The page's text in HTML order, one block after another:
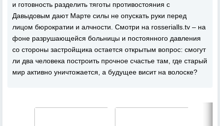
и готовность разделить тяготы противостояния с
Давыдовым дают Марте силы не опускать руки перед
лицом бюрократии и алчности. Смотри на rosserialls.tv – на
фоне разрушающейся больницы и постоянного давления
со стороны застройщика остается открытым вопрос: смогут
ли два человека построить прочное счастье там, где старый
мир активно уничтожается, а будущее висит на волоске?